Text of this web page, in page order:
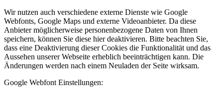
Wir nutzen auch verschiedene externe Dienste wie Google
Webfonts, Google Maps und externe Videoanbieter. Da diese
Anbieter möglicherweise personenbezogene Daten von Ihnen
speichern, können Sie diese hier deaktivieren. Bitte beachten Sie,
dass eine Deaktivierung dieser Cookies die Funktionalität und das
Aussehen unserer Webseite erheblich beeinträchtigen kann. Die
Änderungen werden nach einem Neuladen der Seite wirksam.
Google Webfont Einstellungen: